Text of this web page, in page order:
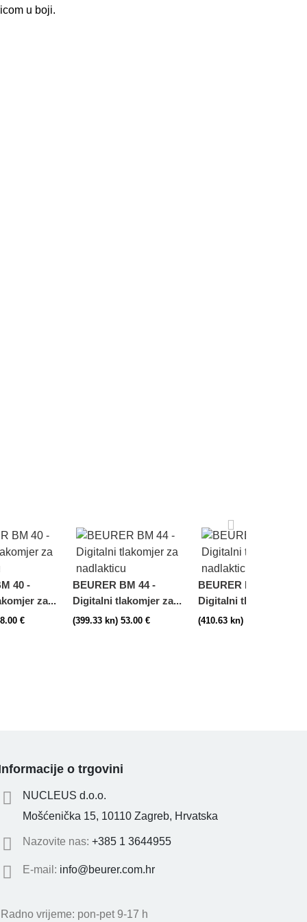
u boji.
40 -
za...
€
BEURER BM 44 -
Digitalni tlakomjer za...
(399.33 kn) 53.00 €
BEURER BM 45 -
Digitalni tlakomjer za...
(410.63 kn) 54.50 €
o trgovini
NUCLEUS d.o.o.
Mošćenička 15, 10110 Zagreb, Hrvatska
Nazovite nas: +385 1 3644955
E-mail: info@beurer.com.hr
Radno vrijeme: pon-pet 9-17 h